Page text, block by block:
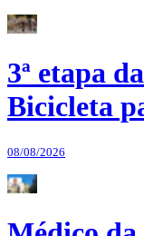
3ª etapa
Bicicleta
08/08/2026